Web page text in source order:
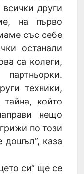
други
на първо
със себе
останали
са колеги,
техники,
който
нещо
по този
дошъл”, каза
си“ ще се